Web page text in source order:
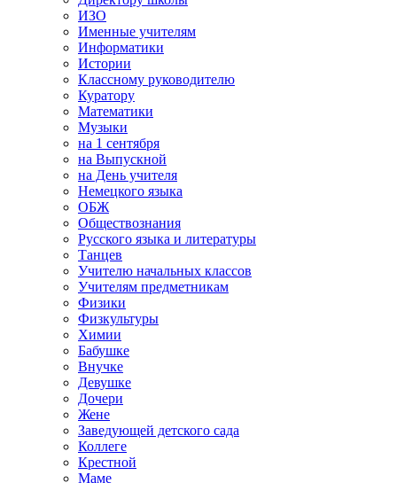
ИЗО
Именные учителям
Информатики
Истории
Классному руководителю
Куратору
Математики
Музыки
на 1 сентября
на Выпускной
на День учителя
Немецкого языка
ОБЖ
Обществознания
Русского языка и литературы
Танцев
Учителю начальных классов
Учителям предметникам
Физики
Физкультуры
Химии
Бабушке
Внучке
Девушке
Дочери
Жене
Заведующей детского сада
Коллеге
Крестной
Маме